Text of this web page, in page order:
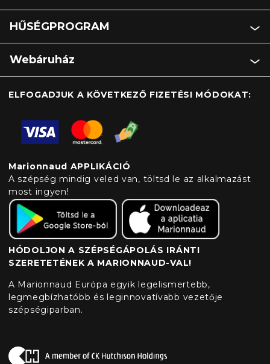
HŰSÉGPROGRAM
Webáruház
ELFOGADJUK A KÖVETKEZŐ FIZETÉSI MÓDOKAT:
Marionnaud APPLIKÁCIÓ
A szépség mindig veled van, töltsd le az alkalmazást
most ingyen!
HÓDOLJON A SZÉPSÉGÁPOLÁS IRÁNTI
SZERETETÉNEK A MARIONNAUD-VAL!
A Marionnaud Európa egyik legelismertebb,
legmegbízhatóbb és leginnovatívabb vezetője
szépségiparban.